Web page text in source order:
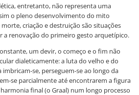
entretanto, não representa uma
o pleno desenvolvimento do mito
criação e destruição são situações
a renovação do primeiro gesto arquetípico.
um devir, o começo e o fim não
dialeticamente: a luta do velho e do
imbricam-se, perseguem-se ao longo da
se parcialmente até encontrarem a figura
final (o Graal) num longo processo